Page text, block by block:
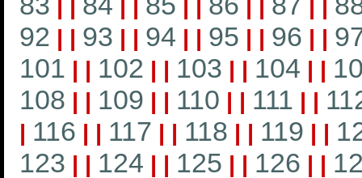
92 | | 93 | | 94 | | 95 | | 96 | |
101 | | 102 | | 103 | | 104 | |
108 | | 109 | | 110 | | 111 | |
| 116 | | 117 | | 118 | | 119 | |
123 | | 124 | | 125 | | 126 | |